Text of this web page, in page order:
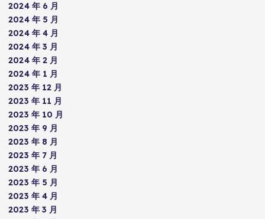
2024 年 6 月
2024 年 5 月
2024 年 4 月
2024 年 3 月
2024 年 2 月
2024 年 1 月
2023 年 12 月
2023 年 11 月
2023 年 10 月
2023 年 9 月
2023 年 8 月
2023 年 7 月
2023 年 6 月
2023 年 5 月
2023 年 4 月
2023 年 3 月